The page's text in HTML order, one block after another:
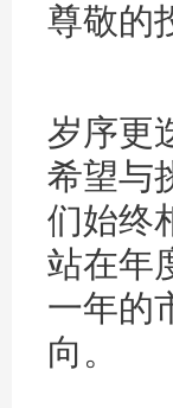
尊敬的
岁序更
希望与
们始终
站在年
一年的
向。